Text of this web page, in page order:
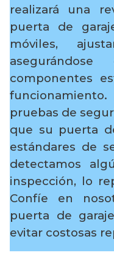
realizará una
puerta de
móviles,
componentes
pruebas de
que su puerta
estándares de
detectamos
inspección, lo
Confíe en
puerta de
evitar costosas